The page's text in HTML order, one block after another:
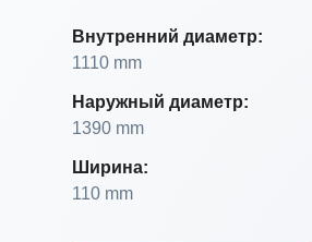
Внутренний диаметр:
1110 mm
Наружный диаметр:
1390 mm
Ширина:
110 mm